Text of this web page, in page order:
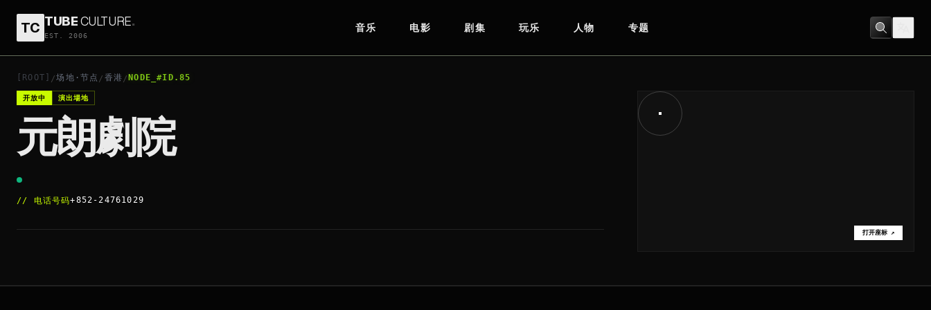
TC TUBECULTURE.
EST. 2006
音乐 电影 剧集 玩乐 人物 专题
[ROOT] /场地·节点 / 香港 /NODE_#ID.85
开放中 演出場地
元朗劇院
// 电话号码+852-24761029
打开座标 ↗
元朗劇院 开放中 打开座标↗